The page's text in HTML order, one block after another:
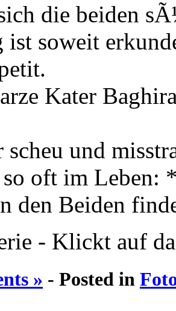
die beiden
ist soweit
Kater
scheu und
oft im Leben:
den Beiden
- Klickt auf
» - Posted in